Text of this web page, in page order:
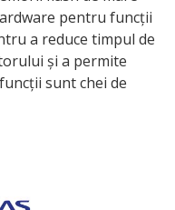
pentru funcții
a reduce timpul de
și a permite
sunt chei de